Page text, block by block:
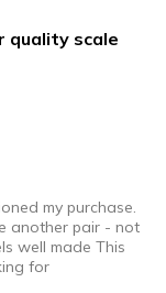
quality scale
my purchase.
another pair - not
well made This
for